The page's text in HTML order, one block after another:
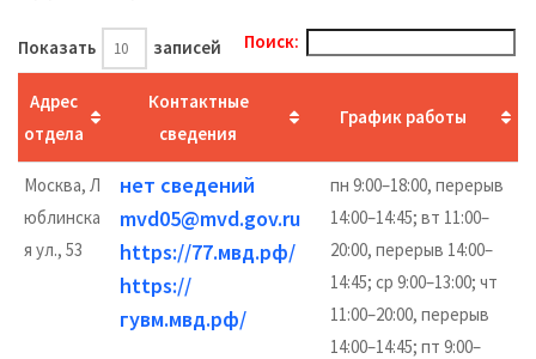
Показать записей Поиск:
Адрес
отдела
Контактные
сведения
График работы
Москва, Л
юблинска
я ул., 53
нет сведений
mvd05@mvd.gov.ru
https://77.мвд.рф/
https://
гувм.мвд.рф/
пн 9:00–18:00, перерыв
14:00–14:45; вт 11:00–
20:00, перерыв 14:00–
14:45; ср 9:00–13:00; чт
11:00–20:00, перерыв
14:00–14:45; пт 9:00–